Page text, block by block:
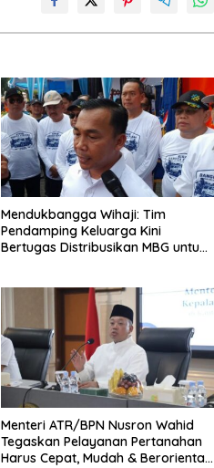
Mendukbangga Wihaji: Tim
Pendamping Keluarga Kini
Bertugas Distribusikan MBG untuk
Menteri ATR/BPN Nusron Wahid
Tegaskan Pelayanan Pertanahan
Harus Cepat, Mudah & Berorientasi